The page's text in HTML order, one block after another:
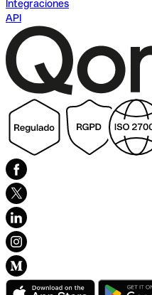
Integraciones
API